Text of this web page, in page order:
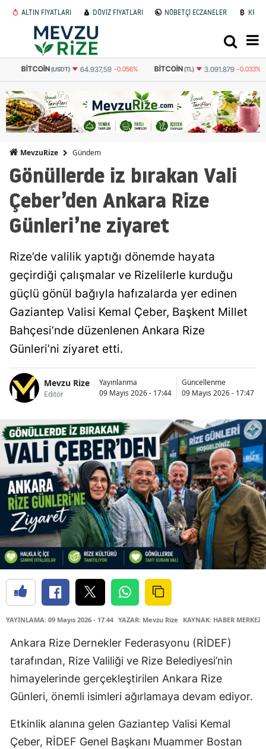
ALTIN FİYATLARI DÖVİZ FİYATLARI NÖBETÇİ ECZANELER
BITCOIN(USDT) 64.937,59 -0.056% BITCOIN(TL) 3.091.879 -0.033%
MevzuRize Gündem
Gönüllerde iz bırakan Vali
Çeber’den Ankara Rize
Günleri’ne ziyaret
Rize’de valilik yaptığı dönemde hayata
geçirdiği çalışmalar ve Rizelilerle kurduğu
güçlü gönül bağıyla hafızalarda yer edinen
Gaziantep Valisi Kemal Çeber, Başkent Millet
Bahçesi’nde düzenlenen Ankara Rize
Günleri’ni ziyaret etti.
Mevzu Rize
Editör
Yayınlanma
09 Mayıs 2026 - 17:44
Güncellenme
09 Mayıs 2026 - 17:47
YAYINLAMA: 09 Mayıs 2026 - 17.44 YAZAR: Mevzu Rize KAYNAK: HABER MERKEZİ
Ankara Rize Dernekler Federasyonu (RİDEF)
tarafından, Rize Valiliği ve Rize Belediyesi’nin
himayelerinde gerçekleştirilen Ankara Rize
Günleri, önemli isimleri ağırlamaya devam ediyor.
Etkinlik alanına gelen Gaziantep Valisi Kemal
Çeber, RİDEF Genel Başkanı Muammer Bostan